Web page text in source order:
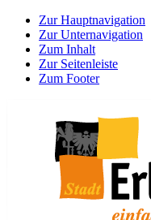
Zur Hauptnavigation
Zur Unternavigation
Zum Inhalt
Zur Seitenleiste
Zum Footer